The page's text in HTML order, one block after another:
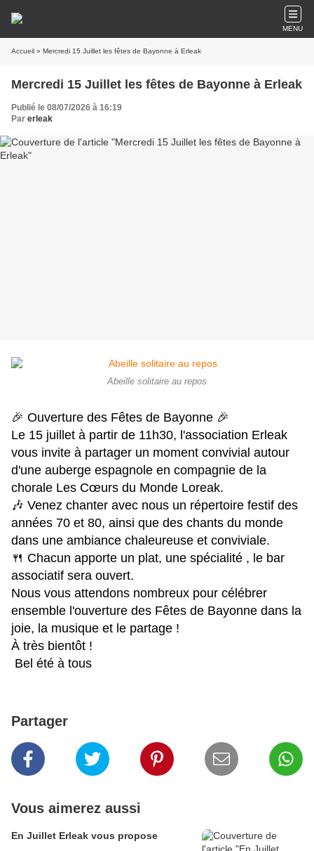
MENU
Accueil » Mercredi 15 Juillet les fêtes de Bayonne à Erleak
Mercredi 15 Juillet les fêtes de Bayonne à Erleak
Publié le 08/07/2026 à 16:19
Par erleak
Abeille solitaire au repos
🎉 Ouverture des Fêtes de Bayonne 🎉
Le 15 juillet à partir de 11h30, l'association Erleak
vous invite à partager un moment convivial autour
d'une auberge espagnole en compagnie de la
chorale Les Cœurs du Monde Loreak.
🎶 Venez chanter avec nous un répertoire festif des
années 70 et 80, ainsi que des chants du monde
dans une ambiance chaleureuse et conviviale.
🍴 Chacun apporte un plat, une spécialité , le bar
associatif sera ouvert.
Nous vous attendons nombreux pour célébrer
ensemble l'ouverture des Fêtes de Bayonne dans la
joie, la musique et le partage !
À très bientôt !
Bel été à tous
Partager
Vous aimerez aussi
En Juillet Erleak vous propose